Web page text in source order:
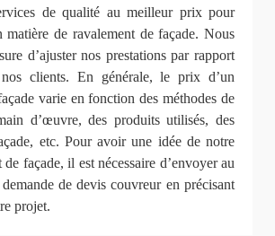
de qualité au meilleur prix pour
matière de ravalement de façade. Nous
d’ajuster nos prestations par rapport
clients. En générale, le prix d’un
varie en fonction des méthodes de
d’œuvre, des produits utilisés, des
etc. Pour avoir une idée de notre
façade, il est nécessaire d’envoyer au
de devis couvreur en précisant
projet.